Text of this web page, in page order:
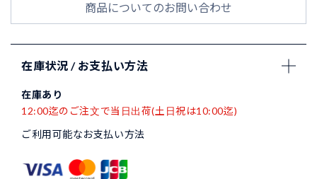
商品についてのお問い合わせ
在庫状況 / お支払い方法
在庫あり
12:00迄のご注文で当日出荷(土日祝は10:00迄)
ご利用可能なお支払い方法